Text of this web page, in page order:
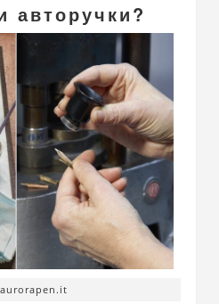
авторучки?